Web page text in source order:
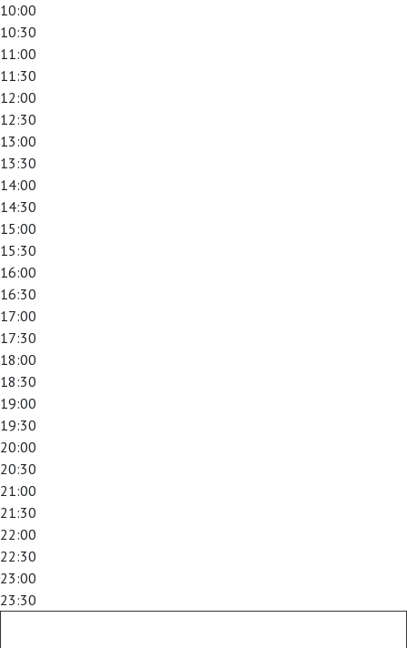
10:00
10:30
11:00
11:30
12:00
12:30
13:00
13:30
14:00
14:30
15:00
15:30
16:00
16:30
17:00
17:30
18:00
18:30
19:00
19:30
20:00
20:30
21:00
21:30
22:00
22:30
23:00
23:30